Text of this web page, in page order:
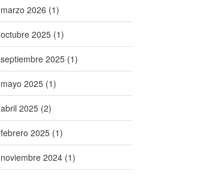
marzo 2026 (1)
octubre 2025 (1)
septiembre 2025 (1)
mayo 2025 (1)
abril 2025 (2)
febrero 2025 (1)
noviembre 2024 (1)